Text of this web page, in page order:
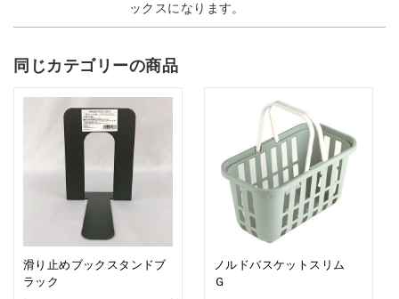
ックスになります。
同じカテゴリーの商品
滑り止めブックスタンドブ
ラック
ノルドバスケットスリム
Ｇ